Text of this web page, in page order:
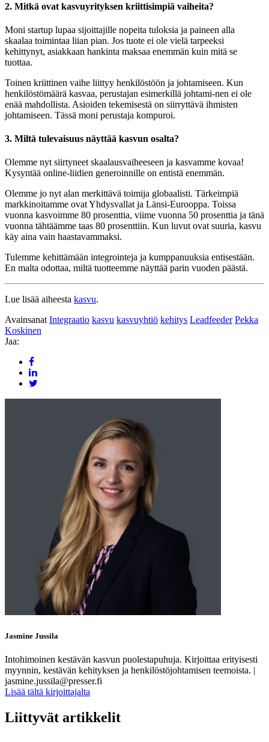
2. Mitkä ovat kasvuyrityksen kriittisimpiä vaiheita?
Moni startup lupaa sijoittajille nopeita tuloksia ja paineen alla
skaalaa toimintaa liian pian. Jos tuote ei ole vielä tarpeeksi
kehittynyt, asiakkaan hankinta maksaa enemmän kuin mitä se
tuottaa.
Toinen kriittinen vaihe liittyy henkilöstöön ja johtamiseen. Kun
henkilöstömäärä kasvaa, perustajan esimerkillä johtami-nen ei ole
enää mahdollista. Asioiden tekemisestä on siirryttävä ihmisten
johtamiseen. Tässä moni perustaja kompuroi.
3. Miltä tulevaisuus näyttää kasvun osalta?
Olemme nyt siirtyneet skaalausvaiheeseen ja kasvamme kovaa!
Kysyntää online-liidien generoinnille on entistä enemmän.
Olemme jo nyt alan merkittävä toimija globaalisti. Tärkeimpiä
markkinoitamme ovat Yhdysvallat ja Länsi-Eurooppa. Toissa
vuonna kasvoimme 80 prosenttia, viime vuonna 50 prosenttia ja tänä
vuonna tähtäämme taas 80 prosenttiin. Kun luvut ovat suuria, kasvu
käy aina vain haastavammaksi.
Tulemme kehittämään integrointeja ja kumppanuuksia entisestään.
En malta odottaa, miltä tuotteemme näyttää parin vuoden päästä.
Lue lisää aiheesta kasvu.
AvainsanatIntegraatio kasvu kasvuyhtiö kehitys Leadfeeder Pekka
Koskinen
Jaa:
Jasmine Jussila
Intohimoinen kestävän kasvun puolestapuhuja. Kirjoittaa erityisesti
myynnin, kestävän kehityksen ja henkilöstöjohtamisen teemoista. |
jasmine.jussila@presser.fi
Lisää tältä kirjoittajalta
Liittyvät artikkelit